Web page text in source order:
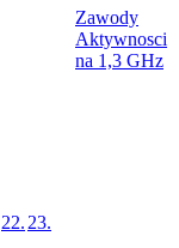
Zawody
Aktywnosci
na 1,3 GHz
22. 23.